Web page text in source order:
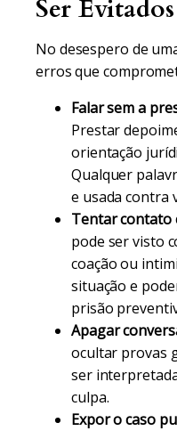
Ser
No desespero de
erros que
Falar sem a
Prestar
orientação
Qualquer
e usada contra
Tentar contato
pode ser visto
coação ou
situação e
prisão
Apagar
ocultar provas
ser
culpa.
Expor o caso